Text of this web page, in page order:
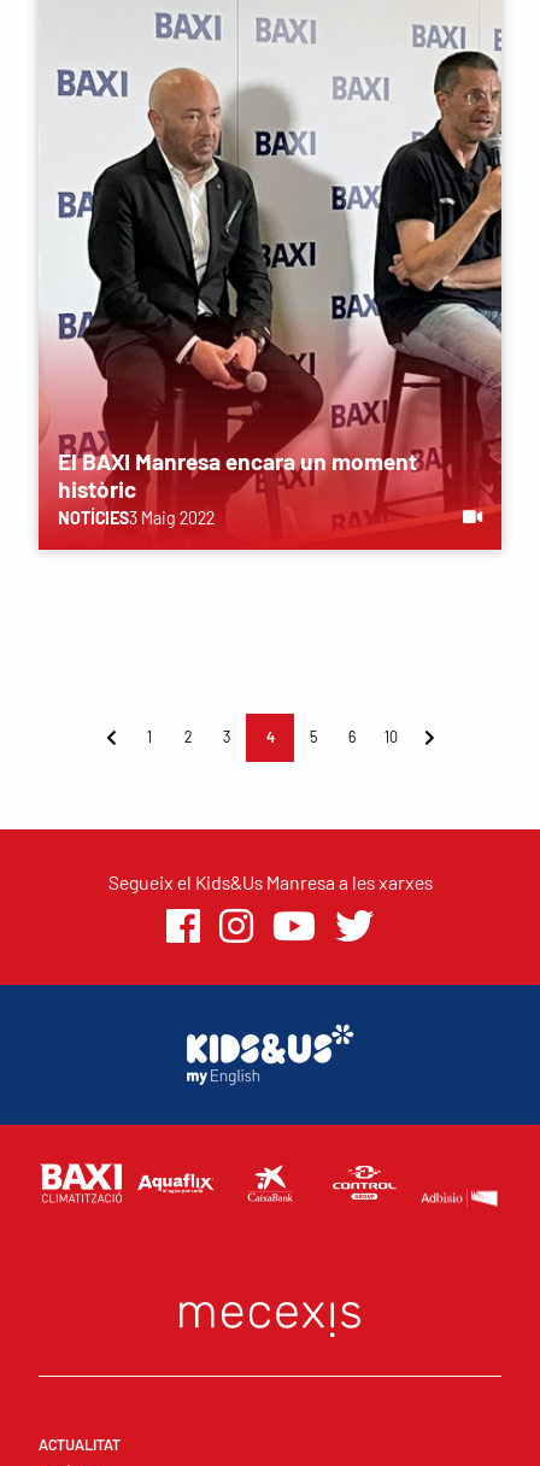
El BAXI Manresa encara un moment
històric
NOTÍCIES3 Maig 2022
1 2 3 4 5 6 10
Segueix el Kids&Us Manresa a les xarxes
ACTUALITAT